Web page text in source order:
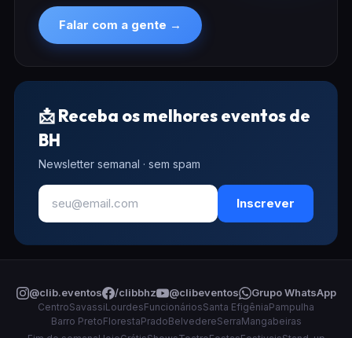
Falar com a gente →
📩 Receba os melhores eventos de
BH
Newsletter semanal · sem spam
Inscrever
@clib.eventos /clibbhz @clibeventos Grupo WhatsApp
CentroSavassiLourdesFuncionáriosSanta EfigêniaPampulha
Barro PretoFlorestaPradoBelvedereSerraMangabeiras